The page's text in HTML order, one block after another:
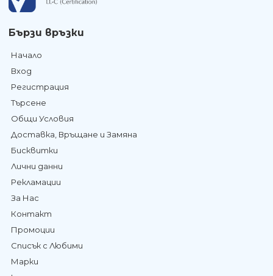
Бързи връзки
Начало
Вход
Регистрация
Търсене
Общи Условия
Доставка, Връщане и Замяна
Бисквитки
Лични данни
Рекламации
За Нас
Контакт
Промоции
Списък с Любими
Марки